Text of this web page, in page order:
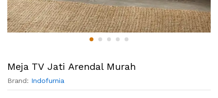
Meja TV Jati Arendal Murah
Brand: Indofurnia